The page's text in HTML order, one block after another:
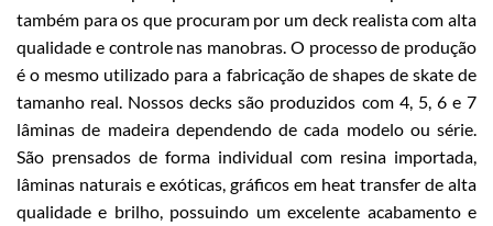
também para os que procuram por um deck realista com alta
qualidade e controle nas manobras. O processo de produção
é o mesmo utilizado para a fabricação de shapes de skate de
tamanho real. Nossos decks são produzidos com 4, 5, 6 e 7
lâminas de madeira dependendo de cada modelo ou série.
São prensados de forma individual com resina importada,
lâminas naturais e exóticas, gráficos em heat transfer de alta
qualidade e brilho, possuindo um excelente acabamento e